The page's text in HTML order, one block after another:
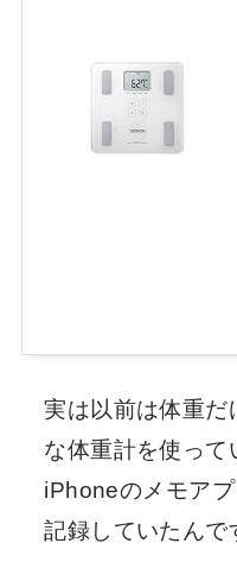
実は以前は体重だ
な体重計を使って
iPhoneのメモア
記録していたんで